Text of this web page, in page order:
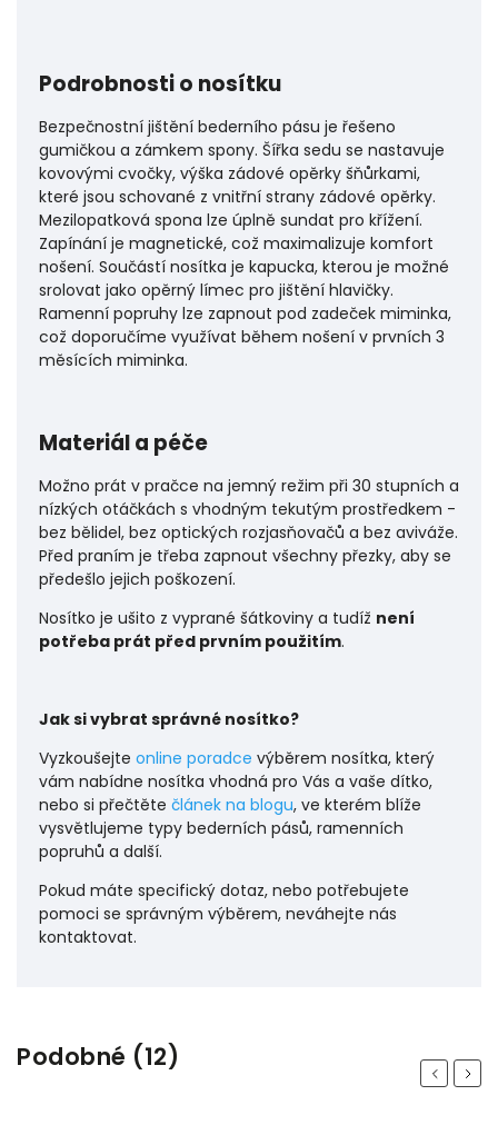
Podrobnosti o nosítku
Bezpečnostní jištění bederního pásu je řešeno
gumičkou a zámkem spony. Šířka sedu se nastavuje
kovovými cvočky, výška zádové opěrky šňůrkami,
které jsou schované z vnitřní strany zádové opěrky.
Mezilopatková spona lze úplně sundat pro křížení.
Zapínání je magnetické, což maximalizuje komfort
nošení. Součástí nosítka je kapucka, kterou je možné
srolovat jako opěrný límec pro jištění hlavičky.
Ramenní popruhy lze zapnout pod zadeček miminka,
což doporučíme využívat během nošení v prvních 3
měsících miminka.
Materiál a péče
Možno prát v pračce na jemný režim při 30 stupních a
nízkých otáčkách s vhodným tekutým prostředkem -
bez bělidel, bez optických rozjasňovačů a bez aviváže.
Před praním je třeba zapnout všechny přezky, aby se
předešlo jejich poškození.
Nosítko je ušito z vyprané šátkoviny a tudíž není
potřeba prát před prvním použitím.
Jak si vybrat správné nosítko?
Vyzkoušejte online poradce výběrem nosítka, který
vám nabídne nosítka vhodná pro Vás a vaše dítko,
nebo si přečtěte článek na blogu, ve kterém blíže
vysvětlujeme typy bederních pásů, ramenních
popruhů a další.
Pokud máte specifický dotaz, nebo potřebujete
pomoci se správným výběrem, neváhejte nás
kontaktovat.
Podobné (12) Previous
Next